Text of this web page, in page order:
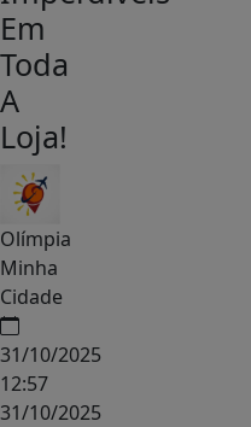
Em
Toda
A
Loja!
Olímpia
Minha
Cidade
31/10/2025
12:57
31/10/2025